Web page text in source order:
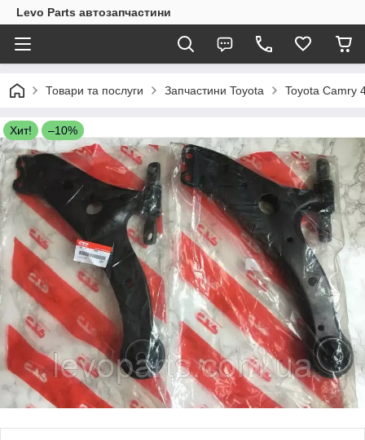
Levo Parts автозапчастини
Товари та послуги Запчастини Toyota Toyota Camry
Хит! –10%